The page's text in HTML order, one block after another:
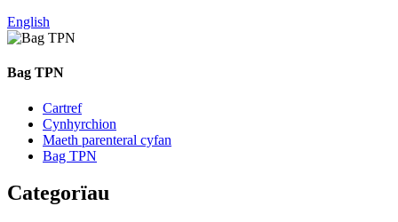
English
Bag TPN
Cartref
Cynhyrchion
Maeth parenteral cyfan
Bag TPN
Categorïau